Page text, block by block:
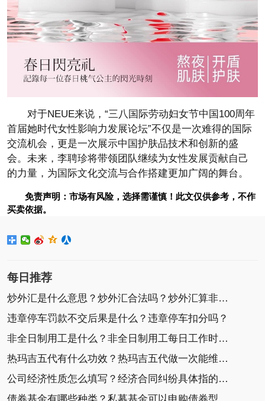
对于NEUE来说，“三八国际劳动妇女节中国100周年
首届她时代女性影响力发展论坛”不仅是一次难得的国际
交流机会，更是一次展示中国护肤品技术和创新的盛
会。未来，李聘珍将带领团队继续为女性发展贡献自己
的力量，为国际文化交流与合作搭建更加广阔的舞台。
免责声明：市场有风险，选择需谨慎！此文仅供参考，不作
买卖依据。
每日推荐
炒外汇是什么意思？炒外汇合法吗？炒外汇算非法集
违章停车罚款不交后果是什么？违章停车扣分吗？
非全日制用工是什么？非全日制用工每日工作时间不
热玛吉五代有什么功效？热玛吉五代做一次能维持多
公司经济性质怎么填写？经济合同纠纷具体指的是什